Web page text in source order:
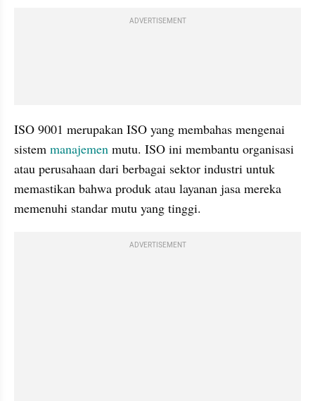
ADVERTISEMENT
ISO 9001 merupakan ISO yang membahas mengenai
sistem manajemen mutu. ISO ini membantu organisasi
atau perusahaan dari berbagai sektor industri untuk
memastikan bahwa produk atau layanan jasa mereka
memenuhi standar mutu yang tinggi.
ADVERTISEMENT